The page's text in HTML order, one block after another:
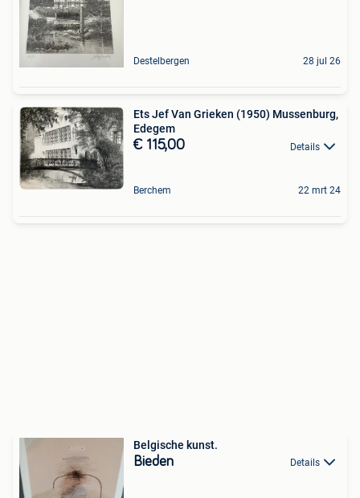
Destelbergen 28 jul 26
Ets Jef Van Grieken (1950) Mussenburg,
Edegem
€ 115,00 Details
Berchem 22 mrt 24
Belgische kunst.
Bieden Details